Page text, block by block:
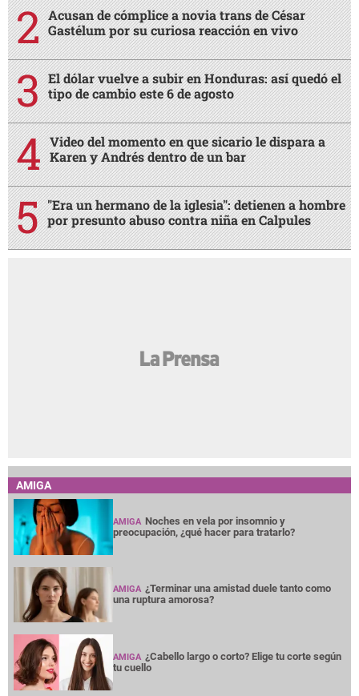
Acusan de cómplice a novia trans de César
Gastélum por su curiosa reacción en vivo
El dólar vuelve a subir en Honduras: así quedó el
tipo de cambio este 6 de agosto
Video del momento en que sicario le dispara a
Karen y Andrés dentro de un bar
"Era un hermano de la iglesia": detienen a hombre
por presunto abuso contra niña en Calpules
AMIGA
AMIGA Noches en vela por insomnio y
preocupación, ¿qué hacer para tratarlo?
AMIGA ¿Terminar una amistad duele tanto como
una ruptura amorosa?
AMIGA ¿Cabello largo o corto? Elige tu corte según
tu cuello